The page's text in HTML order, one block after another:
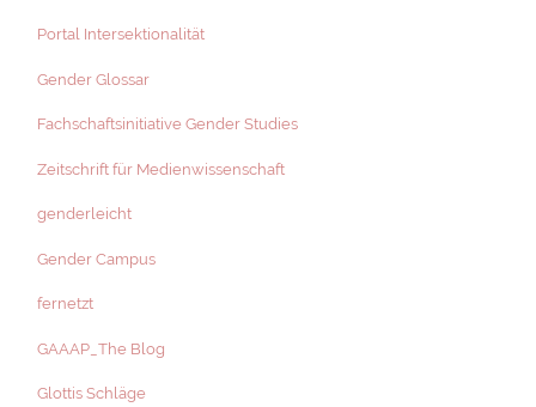
Portal Intersektionalität
Gender Glossar
Fachschaftsinitiative Gender Studies
Zeitschrift für Medienwissenschaft
genderleicht
Gender Campus
fernetzt
GAAAP_The Blog
Glottis Schläge